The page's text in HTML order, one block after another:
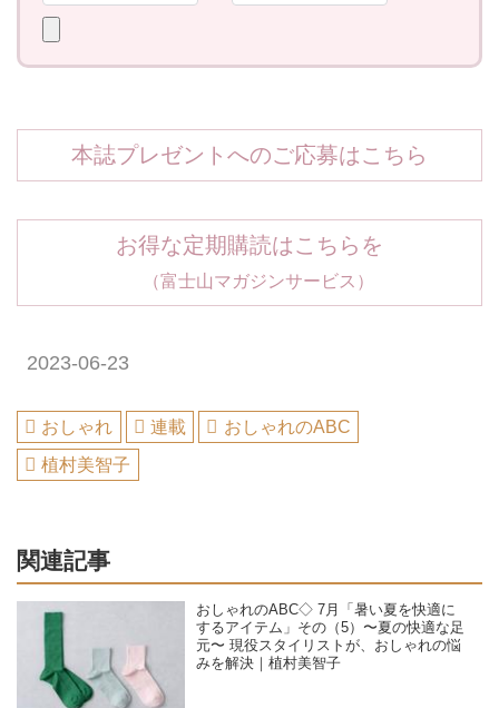
本誌プレゼントへのご応募はこちら
お得な定期購読はこちらを
（富士山マガジンサービス）
2023-06-23
おしゃれ 連載
おしゃれのABC
植村美智子
関連記事
おしゃれのABC◇ 7月「暑い夏を快適に
するアイテム」その（5）〜夏の快適な足
元〜 現役スタイリストが、おしゃれの悩
みを解決｜植村美智子